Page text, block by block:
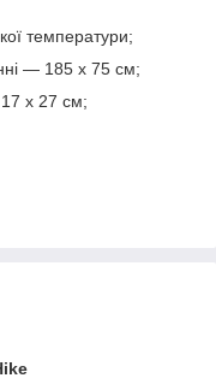
температури;
— 185 х 75 см;
х 27 см;